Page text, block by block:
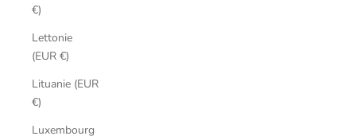
€)
Lettonie
(EUR €)
Lituanie (EUR
€)
Luxembourg